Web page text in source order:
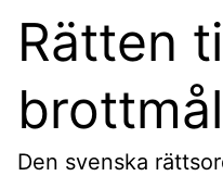
Rätten
brottmål
Den svenska